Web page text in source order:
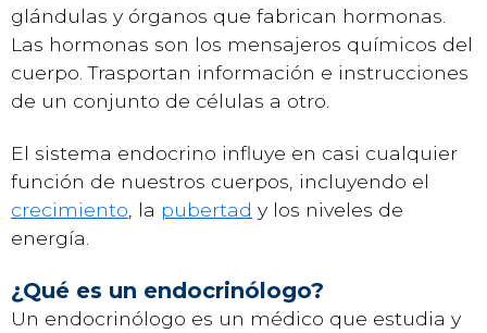
glándulas y órganos que fabrican hormonas.
Las hormonas son los mensajeros químicos del
cuerpo. Trasportan información e instrucciones
de un conjunto de células a otro.
El sistema endocrino influye en casi cualquier
función de nuestros cuerpos, incluyendo el
crecimiento , la pubertad y los niveles de
energía.
¿Qué es un endocrinólogo?
Un endocrinólogo es un médico que estudia y